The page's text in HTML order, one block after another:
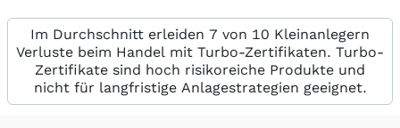
Im Durchschnitt erleiden 7 von 10 Kleinanlegern
Verluste beim Handel mit Turbo-Zertifikaten. Turbo-
Zertifikate sind hoch risikoreiche Produkte und
nicht für langfristige Anlagestrategien geeignet.